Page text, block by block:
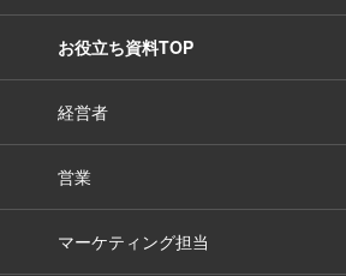
お役立ち資料TOP
経営者
営業
マーケティング担当